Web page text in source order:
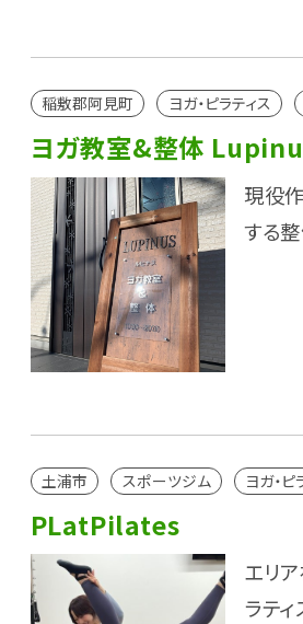
稲敷郡阿見町 ヨガ・ピラティス
ヨガ教室&整体
現役
する
土浦市 スポーツジム ヨガ・ピ
PLatPilates
エリ
ラテ